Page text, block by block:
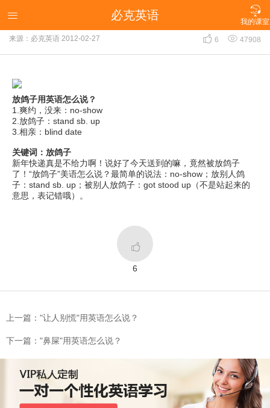

我的课室
 必克英语
"放鸽子"用英语怎么说？
来源：必克英语 2012-02-27  6  47908
放鸽子用英语怎么说？
1.爽约，没来：no-show
2.放鸽子：stand sb. up
3.相亲：blind date
关键词：放鸽子
新年快递真是不给力啊！说好了今天送到的嘛，竟然被放鸽子
了！“放鸽子”美语怎么说？最简单的说法：no-show；放别人鸽
子：stand sb. up；被别人放鸽子：got stood up（不是站起来的
意思，表记错哦）。

6
上一篇："让人别慌"用英语怎么说？
下一篇："鼻屎"用英语怎么说？